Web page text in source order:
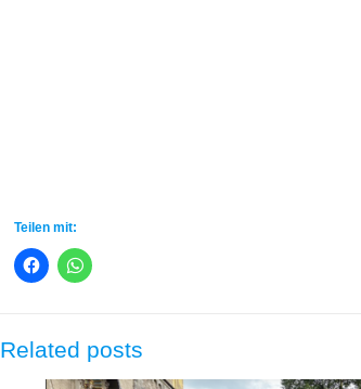
Teilen mit:
Related posts